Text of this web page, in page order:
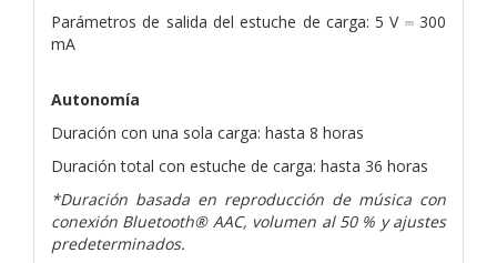
Parámetros de salida del estuche de carga: 5 V ⎓ 300
mA
Autonomía
Duración con una sola carga: hasta 8 horas
Duración total con estuche de carga: hasta 36 horas
*Duración basada en reproducción de música con
conexión Bluetooth® AAC, volumen al 50 % y ajustes
predeterminados.